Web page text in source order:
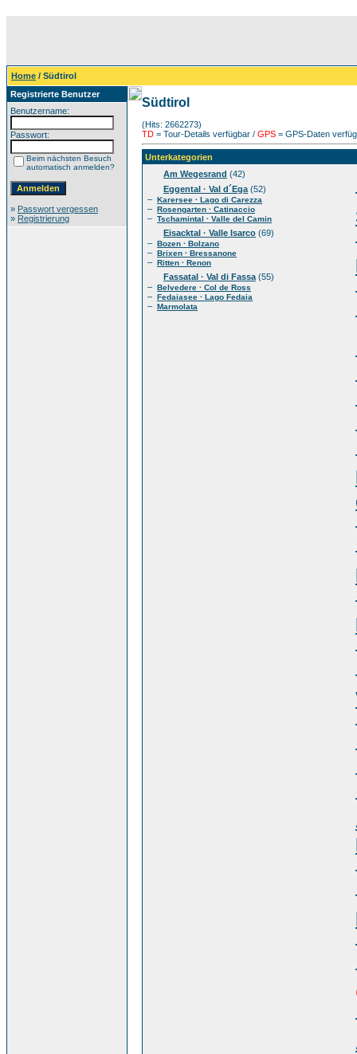
Home / Südtirol
Registrierte Benutzer
Benutzername:
Passwort:
Beim nächsten Besuch
automatisch anmelden?
» Passwort vergessen
» Registrierung
Südtirol
(Hits: 2662273)
TD = Tour-Details verfügbar / GPS = GPS-Daten
Unterkategorien
Am Wegesrand (42)
Eggental · Val d´Ega (52)
– Karersee · Lago di Carezza
– Rosengarten · Catinaccio
– Tschamintal · Valle del Camin
Eisacktal · Valle Isarco (69)
– Bozen · Bolzano
– Brixen · Bressanone
– Ritten · Renon
Fassatal · Val di Fassa (55)
– Belvedere · Col de Ross
– Fedaiasee · Lago Fedaia
– Marmolata